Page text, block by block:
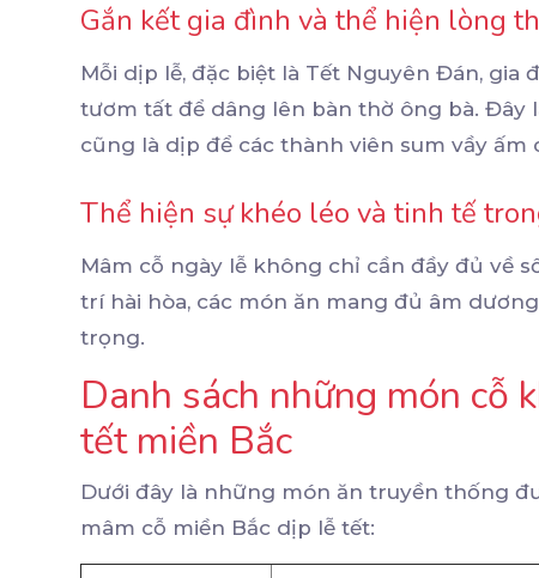
Gắn kết gia đình và thể hiện lòng
Mỗi dịp lễ, đặc biệt là Tết Nguyên Đán,
tươm tất để dâng lên bàn thờ ông bà. Đây
cũng là dịp để các thành viên sum vầy ấm
Thể hiện sự khéo léo và tinh tế
Mâm cỗ ngày lễ không chỉ cần đầy đủ về
trí hài hòa, các món ăn mang đủ âm
trọng.
Danh sách những món cỗ
tết miền Bắc
Dưới đây là những món ăn truyền thống
mâm cỗ miền Bắc dịp lễ tết: